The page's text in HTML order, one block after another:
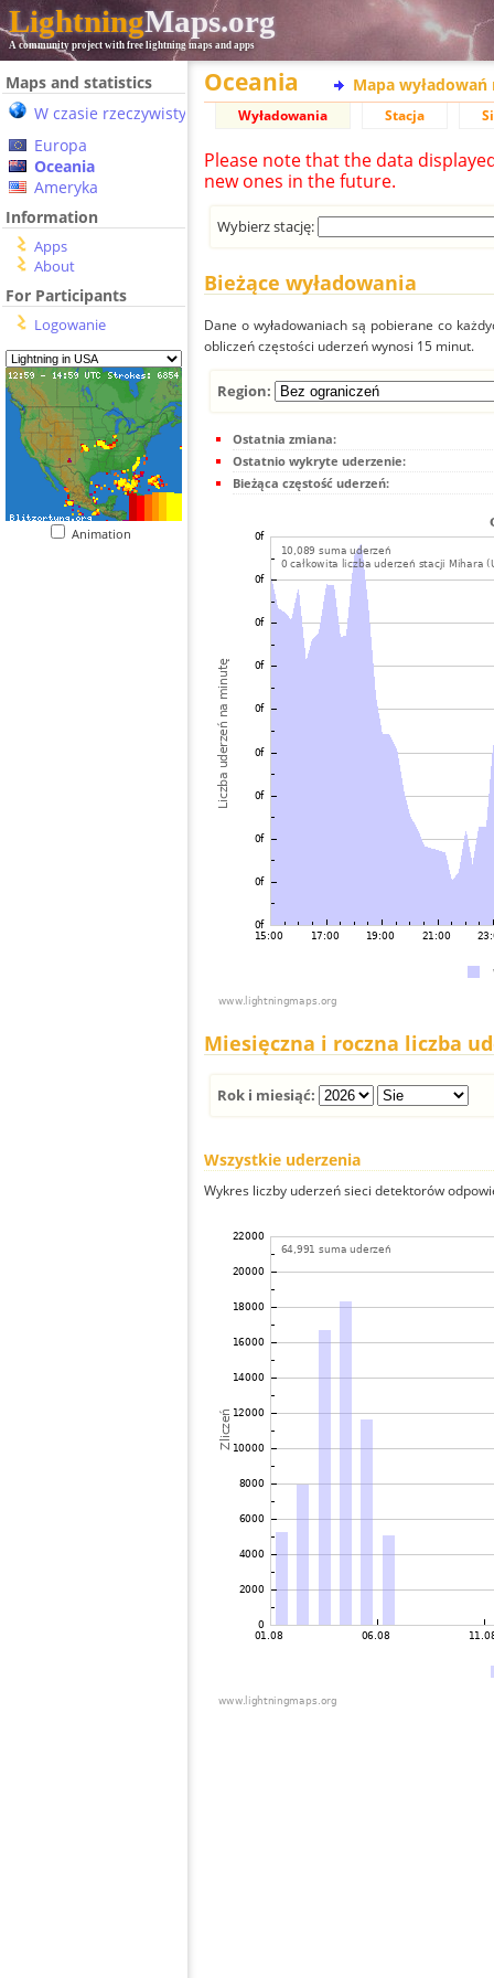
LightningMaps.org
A community project with free lightning maps and apps
Maps and statistics
W czasie rzeczywistym
Europa
Oceania
Ameryka
Information
Apps
About
For Participants
Logowanie
Animation
Oceania Mapa wyładowań
Wyładowania Stacja
Please note that the data
new ones in the future.
Wybierz stację:
Bieżące wyładowania
Dane o wyładowaniach są pobierane co
obliczeń częstości uderzeń wynosi 15 minut.
Region:
Ostatnia zmiana:
Ostatnio wykryte uderzenie:
Bieżąca częstość uderzeń:
Miesięczna i roczna liczba
Rok i miesiąć:
Wszystkie uderzenia
Wykres liczby uderzeń sieci detektorów